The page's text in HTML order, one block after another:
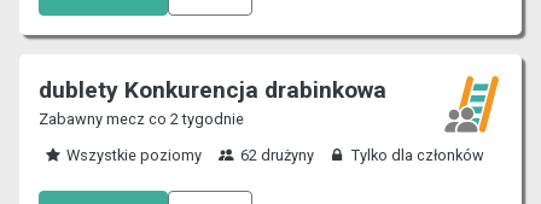
dublety Konkurencja drabinkowa
Zabawny mecz co 2 tygodnie
Wszystkie poziomy
62 drużyny Tylko dla członków